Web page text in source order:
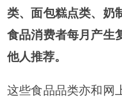
类、面包糕点类、奶
食品消费者每月产生
他人推荐。
这些食品品类亦和网